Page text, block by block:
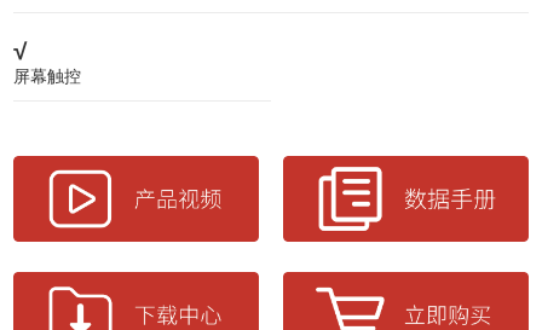
√
屏幕触控